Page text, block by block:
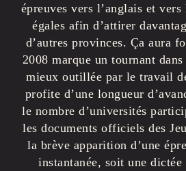
épreuves vers l’anglais et
égales afin d’attirer
d’autres provinces. Ça aura
2008 marque un tournant
mieux outillée par le travail
profite d’une longueur
le nombre d’universités
les documents officiels des
la brève apparition d’une
instantanée, soit une